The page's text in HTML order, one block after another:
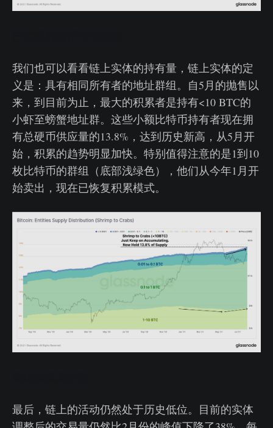
我们也可以看看链上实体的持有量，链上实体的定
义是：具有相同所有者的地址群组。自5月的抛售以
来，到目前为止，最大的积累者是持有<10 BTC的
小虾至螃蟹地址群。这些小额比特币持有者现在拥
有总硬币供应量的13.8%，达到历史新高，从5月开
始，积累的趋势明显加快。特别值得注意的是1到10
枚比特币的群组（底部浅绿色），他们从今年1月开
始卖出，现在已恢复积累模式。
最后，链上的活动仍然处于历史低位。目前的实体